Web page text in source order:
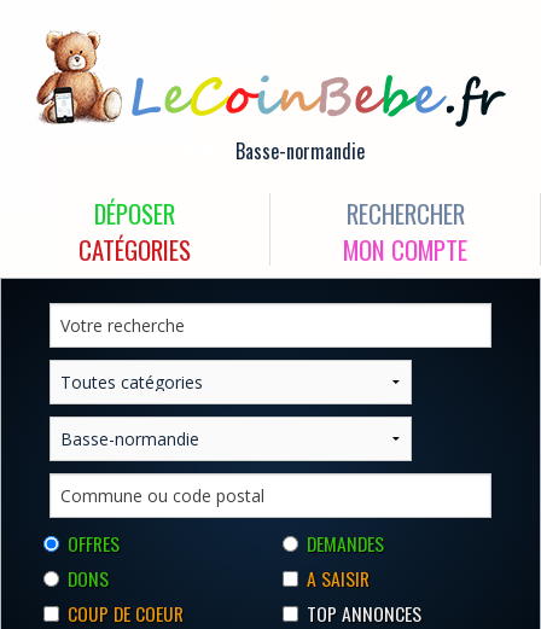
Basse-normandie
DÉPOSER
RECHERCHER
CATÉGORIES
MON COMPTE
OFFRES
DEMANDES
DONS
A SAISIR
COUP DE COEUR
TOP ANNONCES